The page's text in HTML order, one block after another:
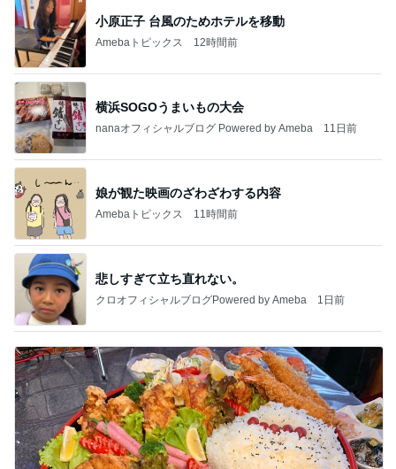
小原正子 台風のためホテルを移動
Amebaトピックス 12時間前
横浜SOGOうまいもの大会
nanaオフィシャルブログ Powered by Ameba 11日前
娘が観た映画のざわざわする内容
Amebaトピックス 11時間前
悲しすぎて立ち直れない。
クロオフィシャルブログPowered by Ameba 1日前